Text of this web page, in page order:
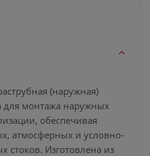
(наружная)
монтажа наружных
обеспечивая
атмосферных и условно-
стоков. Изготовлена из